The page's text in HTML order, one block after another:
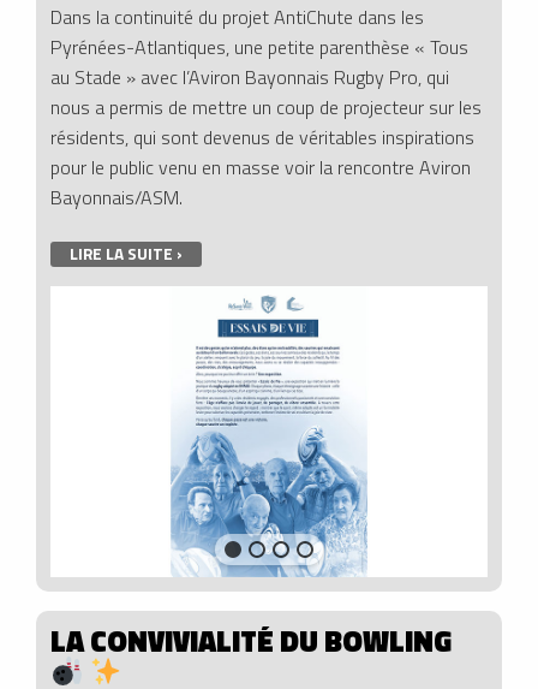
Dans la continuité du projet AntiChute dans les
Pyrénées-Atlantiques, une petite parenthèse « Tous
au Stade » avec l’Aviron Bayonnais Rugby Pro, qui
nous a permis de mettre un coup de projecteur sur les
résidents, qui sont devenus de véritables inspirations
pour le public venu en masse voir la rencontre Aviron
Bayonnais/ASM.
LIRE LA SUITE ›
LA CONVIVIALITÉ DU BOWLING